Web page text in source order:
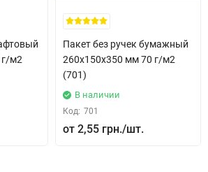
м2
Пакет без ручек бумажный
260x150x350 мм 70 г/м2
(701)
В наличии
Код: 701
2,55 грн.